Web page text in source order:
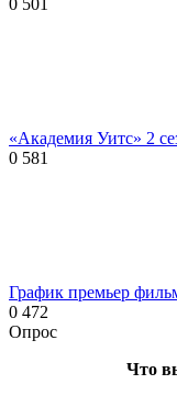
0 501
«Академия Уитс» 2
0 581
График премьер
0 472
Опрос
Что